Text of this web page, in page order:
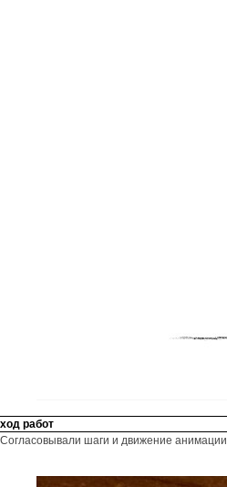
ход работ
Согласовывали шаги и движение анимации